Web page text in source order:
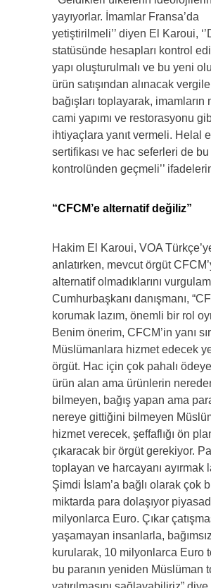
yayıyorlar. İmamlar Fransa’da
yetiştirilmeli’’ diyen El Karoui,
statüsünde hesapları kontrol
yapı oluşturulmalı ve bu yeni
ürün satışından alınacak
bağışları toplayarak, imamların
cami yapımı ve restorasyonu
ihtiyaçlara yanıt vermeli. Helal
sertifikası ve hac seferleri de
kontrolünden geçmeli’’
“CFCM’e alternatif değiliz”
Hakim El Karoui, VOA
anlatırken, mevcut örgüt
alternatif olmadıklarını
Cumhurbaşkanı danışmanı,
korumak lazım, önemli bir rol
Benim önerim, CFCM’in yanı
Müslümanlara hizmet edecek
örgüt. Hac için çok pahalı
ürün alan ama ürünlerin
bilmeyen, bağış yapan ama
nereye gittiğini bilmeyen
hizmet verecek, şeffaflığı ön
çıkaracak bir örgüt gerekiyor.
toplayan ve harcayanı ayırmak
Şimdi İslam’a bağlı olarak çok
miktarda para dolaşıyor
milyonlarca Euro. Çıkar
yaşamayan insanlarla,
kurularak, 10 milyonlarca Euro
bu paranın yeniden Müslüman